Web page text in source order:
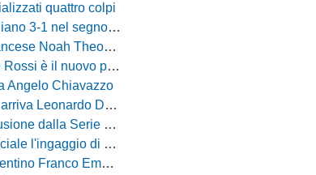
quattro colpi
segno di Gerbi e Vita
Noah Theodore
presidente biancoviola
Angelo Chiavazzo
De Franceschi
verso una big campana
di Luca Scimia
Emmanuel Boló